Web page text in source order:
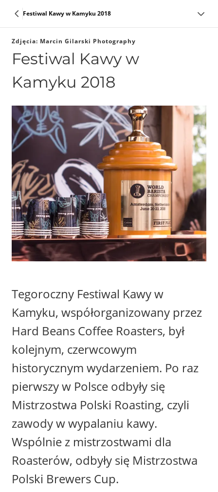
Festiwal Kawy w Kamyku 2018
Zdjęcia: Marcin Gilarski Photography
Festiwal Kawy w
Kamyku 2018
Tegoroczny Festiwal Kawy w
Kamyku, współorganizowany przez
Hard Beans Coffee Roasters, był
kolejnym, czerwcowym
historycznym wydarzeniem. Po raz
pierwszy w Polsce odbyły się
Mistrzostwa Polski Roasting, czyli
zawody w wypalaniu kawy.
Wspólnie z mistrzostwami dla
Roasterów, odbyły się Mistrzostwa
Polski Brewers Cup.